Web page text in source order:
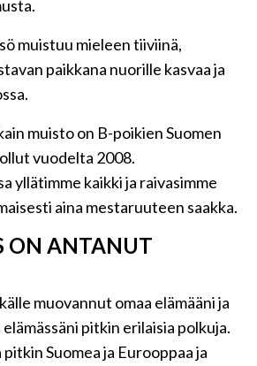
muistuu mieleen tiiviinä,
paikkana nuorille kasvaa ja
muisto on B-poikien Suomen
vuodelta 2008.
yllätimme kaikki ja raivasimme
aina mestaruuteen saakka.
ON ANTANUT
muovannut omaa elämääni ja
pitkin erilaisia polkuja.
Suomea ja Eurooppaa ja